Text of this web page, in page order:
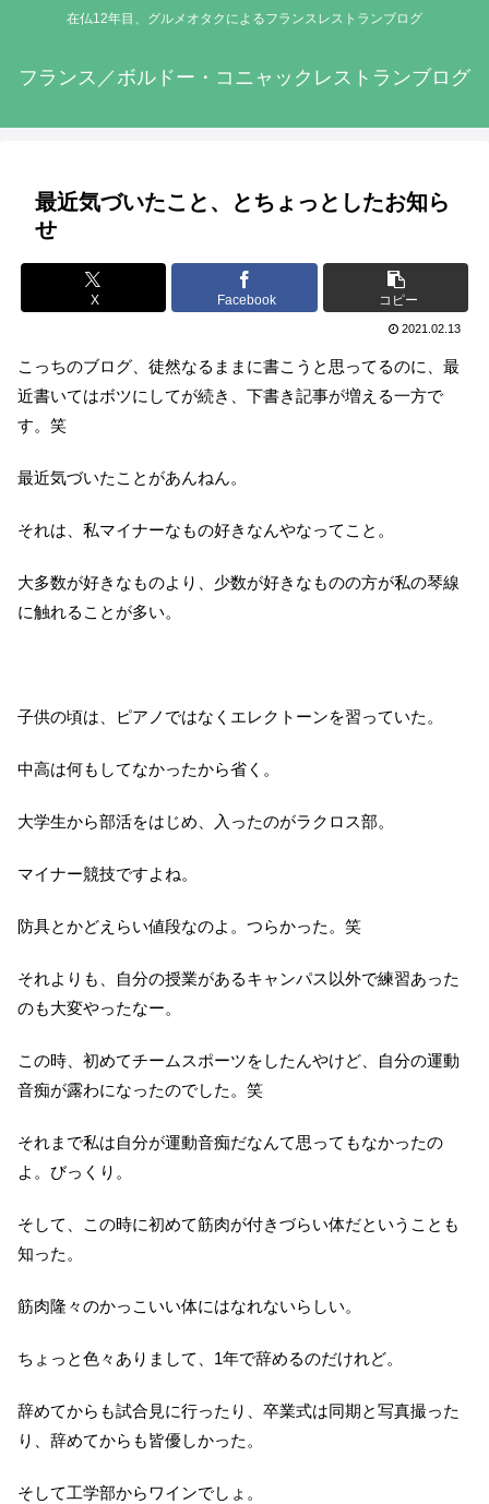
在仏12年目、グルメオタクによるフランスレストランブログ
フランス／ボルドー・コニャックレストランブログ
最近気づいたこと、とちょっとしたお知ら
せ
X Facebook コピー
2021.02.13
こっちのブログ、徒然なるままに書こうと思ってるのに、最
近書いてはボツにしてが続き、下書き記事が増える一方で
す。笑
最近気づいたことがあんねん。
それは、私マイナーなもの好きなんやなってこと。
大多数が好きなものより、少数が好きなものの方が私の琴線
に触れることが多い。
子供の頃は、ピアノではなくエレクトーンを習っていた。
中高は何もしてなかったから省く。
大学生から部活をはじめ、入ったのがラクロス部。
マイナー競技ですよね。
防具とかどえらい値段なのよ。つらかった。笑
それよりも、自分の授業があるキャンパス以外で練習あった
のも大変やったなー。
この時、初めてチームスポーツをしたんやけど、自分の運動
音痴が露わになったのでした。笑
それまで私は自分が運動音痴だなんて思ってもなかったの
よ。びっくり。
そして、この時に初めて筋肉が付きづらい体だということも
知った。
筋肉隆々のかっこいい体にはなれないらしい。
ちょっと色々ありまして、1年で辞めるのだけれど。
辞めてからも試合見に行ったり、卒業式は同期と写真撮った
り、辞めてからも皆優しかった。
そして工学部からワインでしょ。